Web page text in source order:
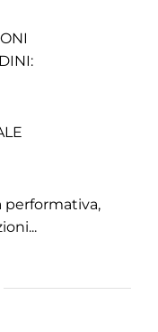
performativa,